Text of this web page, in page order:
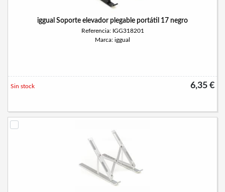
iggual Soporte elevador plegable portátil 17 negro
Referencia: IGG318201
Marca: iggual
6,35 €
Sin stock